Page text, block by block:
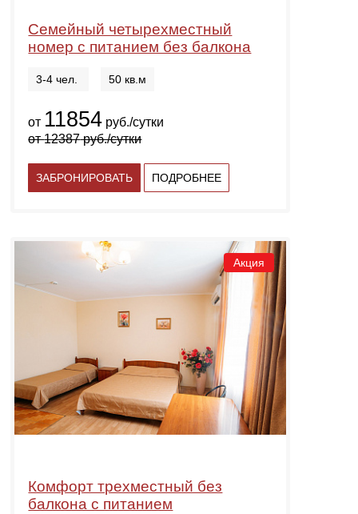
Семейный четырехместный
номер с питанием без балкона
3-4 чел. 50 кв.м
от 11854 руб./сутки
от12387руб./сутки
ЗАБРОНИРОВАТЬ ПОДРОБНЕЕ
Акция
Комфорт трехместный без
балкона с питанием